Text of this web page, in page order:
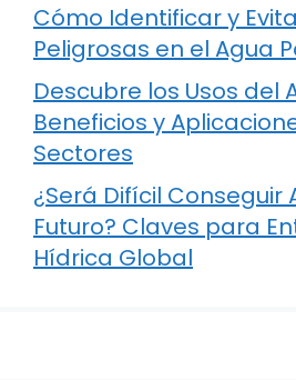
Cómo Identificar y
Peligrosas en el Agua
Descubre los Usos del
Beneficios y
Sectores
¿Será Difícil Conseguir
Futuro? Claves para
Hídrica Global